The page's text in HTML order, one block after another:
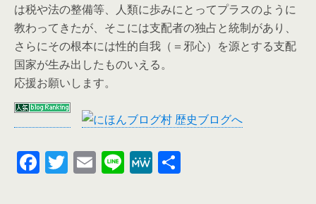
は税や法の整備等、人類に歩みにとってプラスのように
教わってきたが、そこには支配者の独占と統制があり、
さらにその根本には性的自我（＝邪心）を源とする支配
国家が生み出したものいえる。
応援お願いします。
F
a
T
wi
E
m
Li
n
M
e